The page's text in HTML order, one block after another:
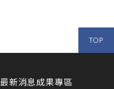
TOP
最新消息成果專區